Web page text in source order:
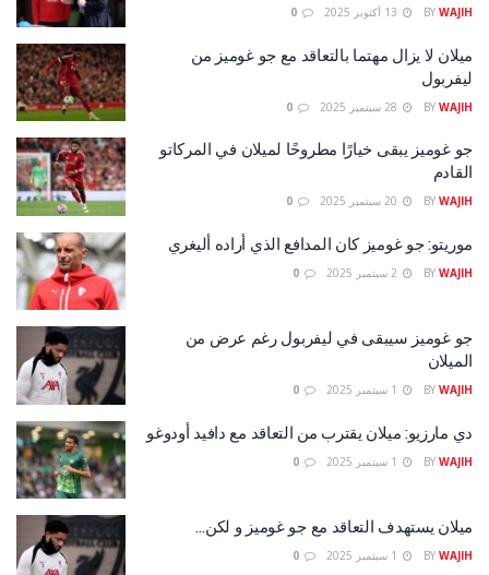
BY WAJIH
ميلان لا يزال مهتما بالتعاقد مع جو غوميز من
ليفربول
BY WAJIH
جو غوميز يبقى خيارًا مطروحًا لميلان في المركاتو
القادم
BY WAJIH
موريتو: جو غوميز كان المدافع الذي أراده أليغري
BY WAJIH
جو غوميز سيبقى في ليفربول رغم عرض من
الميلان
BY WAJIH
دي مارزيو: ميلان يقترب من التعاقد مع دافيد أودوغو
BY WAJIH
ميلان يستهدف التعاقد مع جو غوميز و لكن…
BY WAJIH